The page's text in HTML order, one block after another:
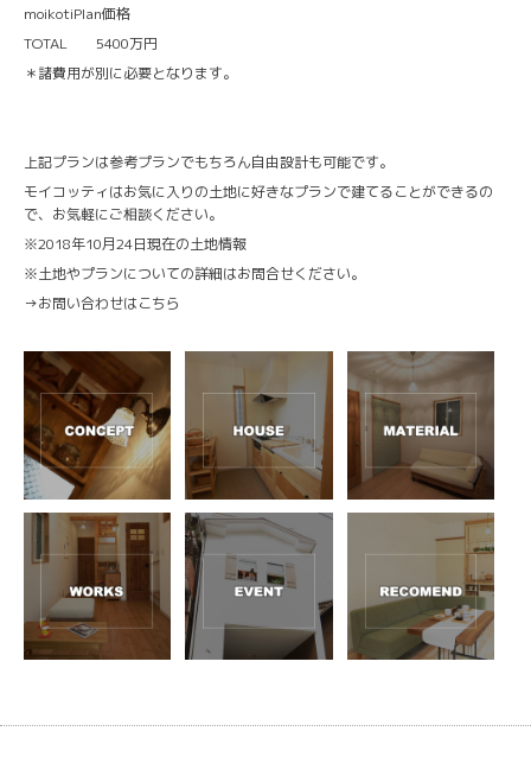
moikotiPlan価格
TOTAL 5400万円
＊諸費用が別に必要となります。
上記プランは参考プランでもちろん自由設計も可能です。
モイコッティはお気に入りの土地に好きなプランで建てることができるの
で、お気軽にご相談ください。
※2018年10月24日現在の土地情報
※土地やプランについての詳細はお問合せください。
→お問い合わせはこちら